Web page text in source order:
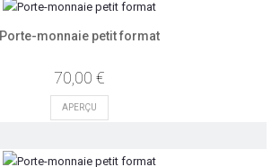
Porte-monnaie petit format
70,00 €
APERÇU